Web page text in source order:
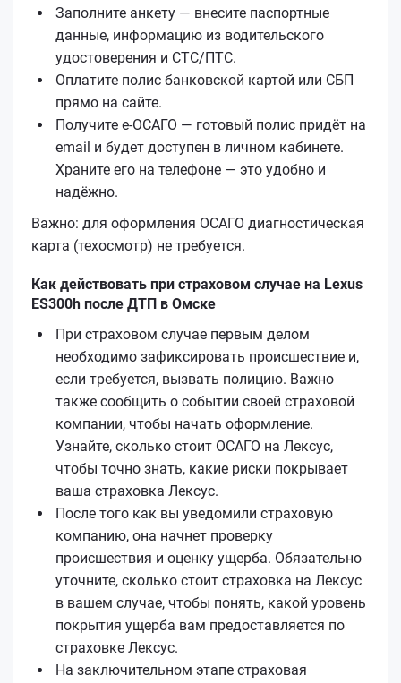
Заполните анкету — внесите паспортные
данные, информацию из водительского
удостоверения и СТС/ПТС.
Оплатите полис банковской картой или СБП
прямо на сайте.
Получите е‑ОСАГО — готовый полис придёт на
email и будет доступен в личном кабинете.
Храните его на телефоне — это удобно и
надёжно.
Важно: для оформления ОСАГО диагностическая
карта (техосмотр) не требуется.
Как действовать при страховом случае на Lexus
ES300h после ДТП в Омске
При страховом случае первым делом
необходимо зафиксировать происшествие и,
если требуется, вызвать полицию. Важно
также сообщить о событии своей страховой
компании, чтобы начать оформление.
Узнайте, сколько стоит ОСАГО на Лексус,
чтобы точно знать, какие риски покрывает
ваша страховка Лексус.
После того как вы уведомили страховую
компанию, она начнет проверку
происшествия и оценку ущерба. Обязательно
уточните, сколько стоит страховка на Лексус
в вашем случае, чтобы понять, какой уровень
покрытия ущерба вам предоставляется по
страховке Лексус.
На заключительном этапе страховая